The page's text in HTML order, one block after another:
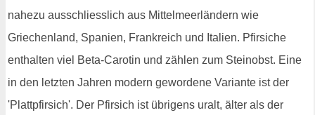
nahezu ausschliesslich aus Mittelmeerländern wie
Griechenland, Spanien, Frankreich und Italien. Pfirsiche
enthalten viel Beta-Carotin und zählen zum Steinobst. Eine
in den letzten Jahren modern gewordene Variante ist der
'Plattpfirsich'. Der Pfirsich ist übrigens uralt, älter als der